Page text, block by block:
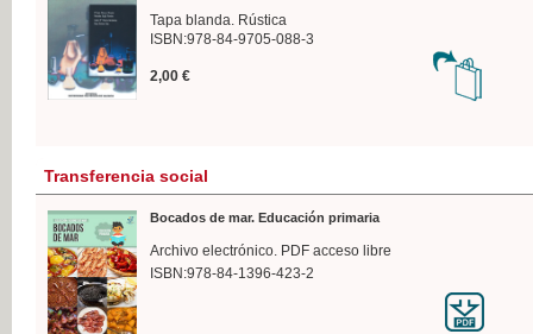
Tapa blanda. Rústica
ISBN:978-84-9705-088-3
2,00 €
Transferencia social
Bocados de mar. Educación primaria
Archivo electrónico. PDF acceso libre
ISBN:978-84-1396-423-2